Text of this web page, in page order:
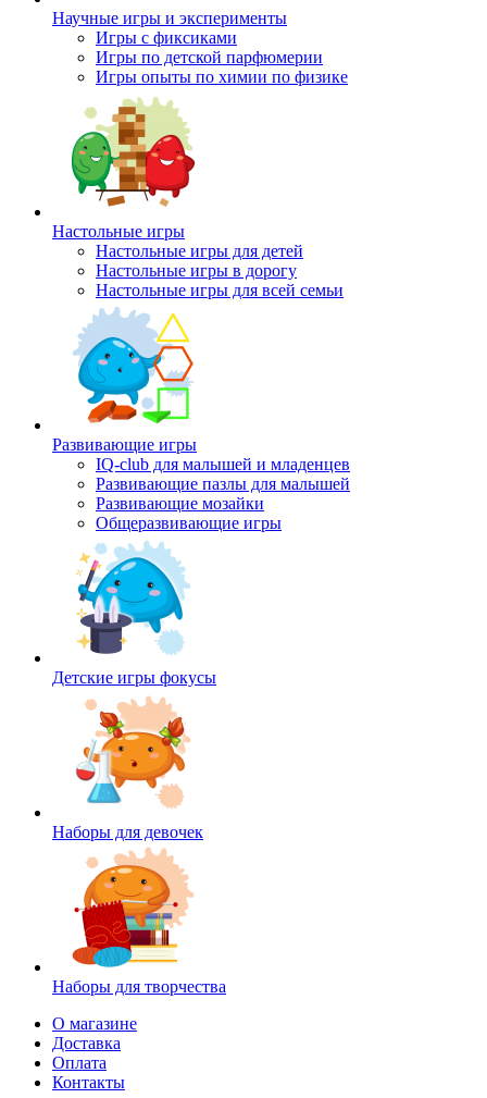
Научные игры и эксперименты
Игры с фиксиками
Игры по детской парфюмерии
Игры опыты по химии по физике
Настольные игры
Настольные игры для детей
Настольные игры в дорогу
Настольные игры для всей семьи
Развивающие игры
IQ-club для малышей и младенцев
Развивающие пазлы для малышей
Развивающие мозайки
Общеразвивающие игры
Детские игры фокусы
Наборы для девочек
Наборы для творчества
О магазине
Доставка
Оплата
Контакты